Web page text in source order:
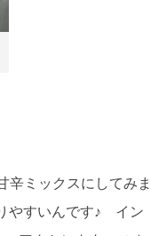
辛ミックスにしてみま
やすいんです♪ イン